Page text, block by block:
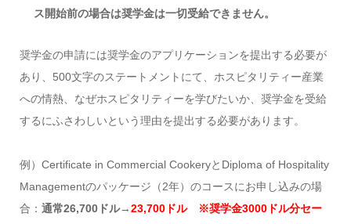
ス開始前の場合は奨学金は一切受給できません。
奨学金の申請には奨学金のアプリケーションを提出する必要が
あり、500文字のステートメントにて、ホスピタリティー産業
への情熱、なぜホスピタリティーを学びたいか、奨学金を受給
するにふさわしいという理由を提出する必要があります。
例）Certificate in Commercial CookeryとDiploma of Hospitality
Managementのパッケージ（2年）のコースにお申し込みの場
合： 通常26,700ドル→23,700ドル ※奨学金3000ドル分セー